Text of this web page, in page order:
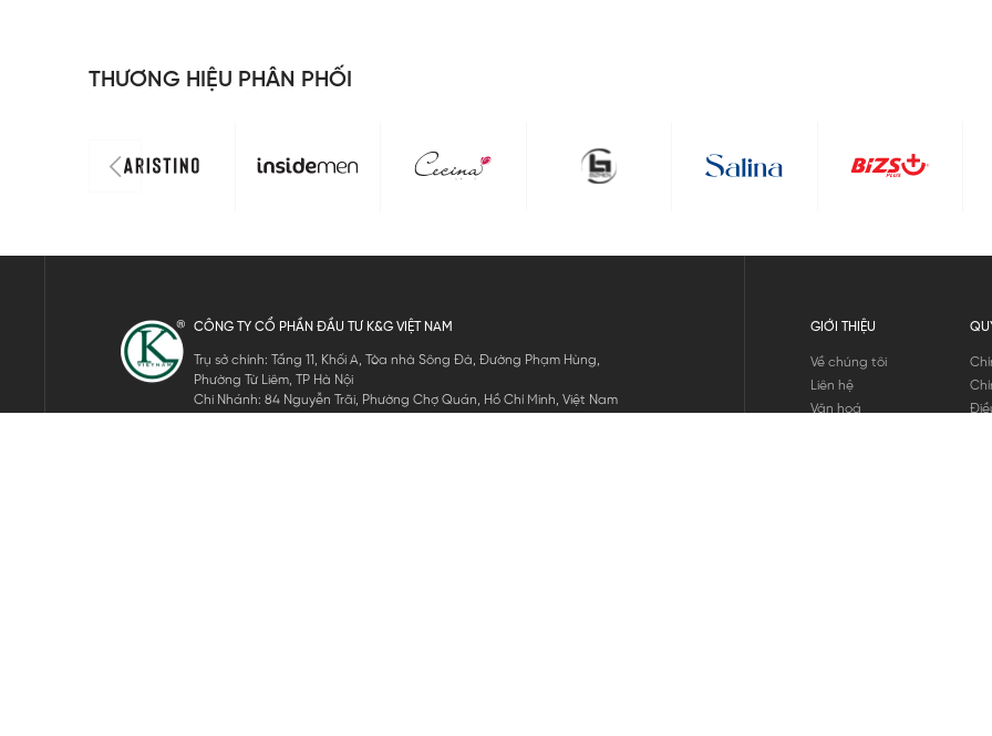
THƯƠNG HIỆU PHÂN PHỐI
CÔNG TY CỔ PHẦN ĐẦU TƯ K&G VIỆT NAM
Trụ sở chính: Tầng 11, Khối A, Tòa nhà Sông Đà, Đường Phạm Hùng,
Phường Từ Liêm, TP Hà Nội
Chi Nhánh: 84 Nguyễn Trãi, Phường Chợ Quán, Hồ Chí Minh, Việt Nam
GIỚI THIỆU
Về chúng tôi
Liên hệ
Văn hoá